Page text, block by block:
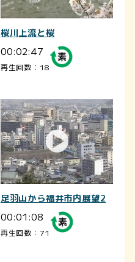
桜川上流と桜
00:02:47
再生回数：18
足羽山から福井市内展望2
00:01:08
再生回数：71